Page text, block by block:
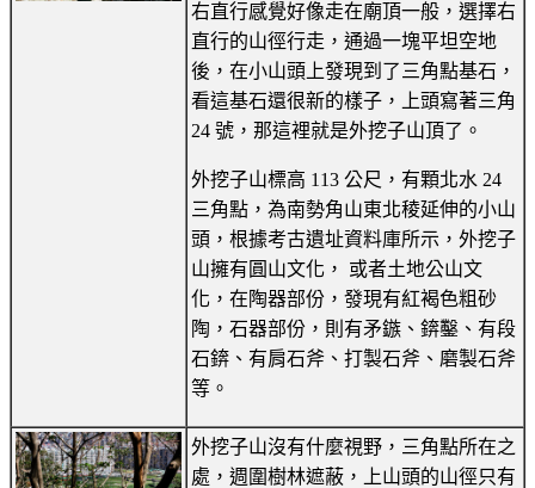
右直行感覺好像走在廟頂一般，選擇右
直行的山徑行走，通過一塊平坦空地
後，在小山頭上發現到了三角點基石，
看這基石還很新的樣子，上頭寫著三角
24 號，那這裡就是外挖子山頂了。
外挖子山標高 113 公尺，有顆北水 24
三角點，為南勢角山東北稜延伸的小山
頭，根據考古遺址資料庫所示，外挖子
山擁有圓山文化， 或者土地公山文
化，在陶器部份，發現有紅褐色粗砂
陶，石器部份，則有矛鏃、錛鑿、有段
石錛、有肩石斧、打製石斧、磨製石斧
等。
外挖子山沒有什麼視野，三角點所在之
處，週圍樹林遮蔽，上山頭的山徑只有